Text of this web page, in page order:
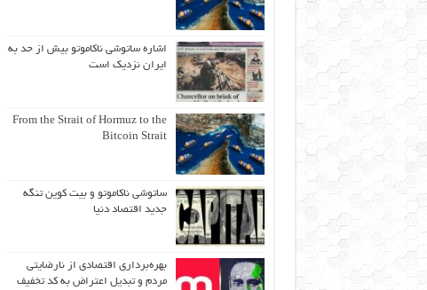
اشاره ساتوشی ناکاموتو بیش از حد به
ایران نزدیک است
From the Strait of Hormuz to the
Bitcoin Strait
ساتوشی ناکاموتو و بیت کوین تنگه
جدید اقتصاد دنیا
بهره‌برداری اقتصادی از نارضایتی
مردم و تبدیل اعتراض به کد تخفیف